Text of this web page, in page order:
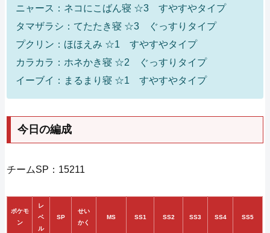
ニャース：ネコにこばん寝 ☆3 すやすやタイプ
タマザラシ：てたたき寝 ☆3 ぐっすりタイプ
プクリン：ほほえみ ☆1 すやすやタイプ
カラカラ：ホネかき寝 ☆2 ぐっすりタイプ
イーブイ：まるまり寝 ☆1 すやすやタイプ
今日の編成
チームSP：15211
ポケモ
ン
レ
ベ
ル
SP
せい
かく
MS SS1 SS2 SS3 SS4 SS5